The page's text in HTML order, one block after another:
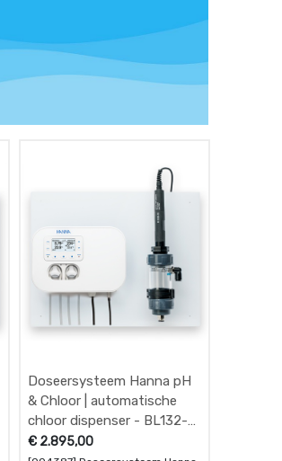
Doseersysteem Hanna pH
& Chloor | automatische
chloor dispenser - BL132-
20 met cloud
€ 2.895,00